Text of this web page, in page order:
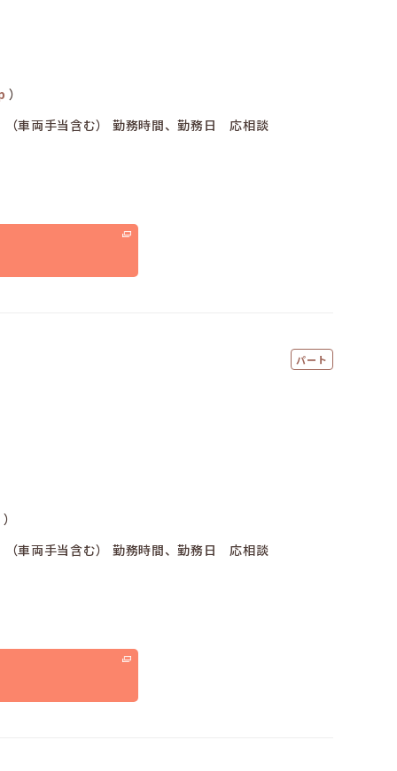
）
両手当含む） 勤務時間、勤務日 応相談
パート
）
両手当含む） 勤務時間、勤務日 応相談